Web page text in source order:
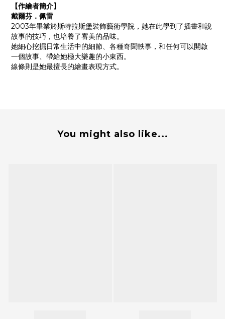
【作繪者簡介】
戴爾芬．佩雷
2003年畢業於斯特拉斯堡裝飾藝術學院，她在此學到了插畫和說
故事的技巧，也培養了審美的品味。
她細心挖掘日常生活中的細節、各種奇聞軼事，和任何可以開啟
一個故事、帶給她極大樂趣的小東西。
線條則是她最擅長的繪畫表現方式。
You might also like...